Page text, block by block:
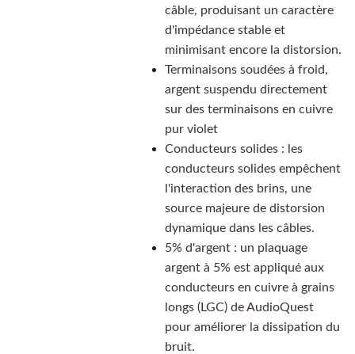
câble, produisant un caractère
d'impédance stable et
minimisant encore la distorsion.
Terminaisons soudées à froid,
argent suspendu directement
sur des terminaisons en cuivre
pur violet
Conducteurs solides : les
conducteurs solides empêchent
l'interaction des brins, une
source majeure de distorsion
dynamique dans les câbles.
5% d'argent : un plaquage
argent à 5% est appliqué aux
conducteurs en cuivre à grains
longs (LGC) de AudioQuest
pour améliorer la dissipation du
bruit.